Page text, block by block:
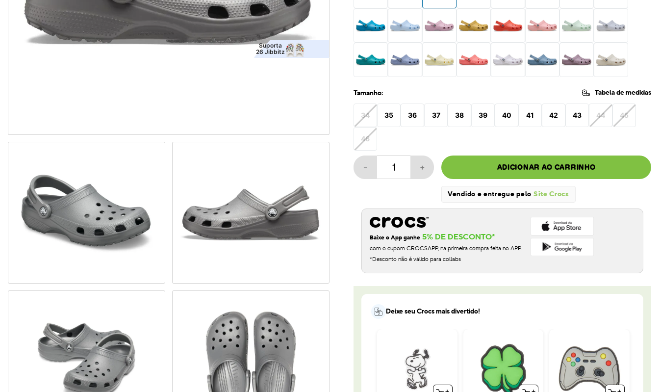
Suporta
26 Jibbitz
Tamanho: Tabela de medidas
34 35 36 37 38 39 40 41 42 43 44 45
46
＋
－ ADICIONAR AO CARRINHO
Vendido e entregue pelo Site Crocs
Baixe o App ganhe 5% DE DESCONTO*
com o cupom CROCSAPP, na primeira compra feita no APP.
*Desconto não é válido para collabs
Deixe seu Crocs mais divertido!
10º hello kitty